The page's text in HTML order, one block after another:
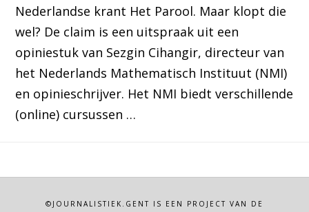
Nederlandse krant Het Parool. Maar klopt die
wel? De claim is een uitspraak uit een
opiniestuk van Sezgin Cihangir, directeur van
het Nederlands Mathematisch Instituut (NMI)
en opinieschrijver. Het NMI biedt verschillende
(online) cursussen …
©JOURNALISTIEK.GENT IS EEN PROJECT VAN DE